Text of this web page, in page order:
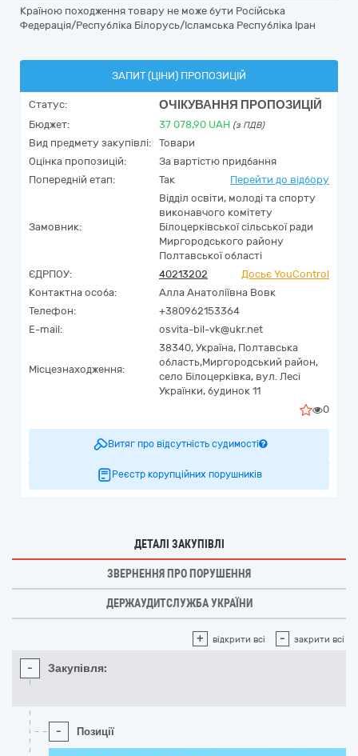
Країною походження товару не може бути Російська
Федерація/Республіка Білорусь/Ісламська Республіка Іран
ЗАПИТ (ЦІНИ) ПРОПОЗИЦІЙ
Статус: ОЧІКУВАННЯ ПРОПОЗИЦІЙ
Бюджет: 37 078,90 UAH (з ПДВ)
Вид предмету закупівлі:
Товари
Оцінка пропозицій:
За вартістю придбання
Попередній етап:
Так Перейти до відбору
Замовник:
Відділ освіти, молоді та спорту
виконавчого комітету
Білоцерківської сільської ради
Миргородського району
Полтавської області
ЄДРПОУ:
40213202
Досьє YouControl
Контактна особа:
Алла Анатоліївна Вовк
Телефон:
+380962153364
E-mail:
osvita-bil-vk@ukr.net
Місцезнаходження:
38340, Україна, Полтавська
область,Миргородський район,
село Білоцерківка, вул. Лесі
Українки, будинок 11
0
Витяг про відсутність судимості
Реєстр корупційних порушників
ДЕТАЛІ ЗАКУПІВЛІ
ЗВЕРНЕННЯ ПРО ПОРУШЕННЯ
ДЕРЖАУДИТСЛУЖБА УКРАЇНИ
+ відкрити всі - закрити всі
- Закупівля:
- Позиції